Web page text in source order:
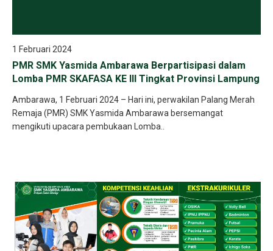
1 Februari 2024
PMR SMK Yasmida Ambarawa Berpartisipasi dalam
Lomba PMR SKAFASA KE III Tingkat Provinsi Lampung
Ambarawa, 1 Februari 2024 – Hari ini, perwakilan Palang Merah
Remaja (PMR) SMK Yasmida Ambarawa bersemangat
mengikuti upacara pembukaan Lomba..